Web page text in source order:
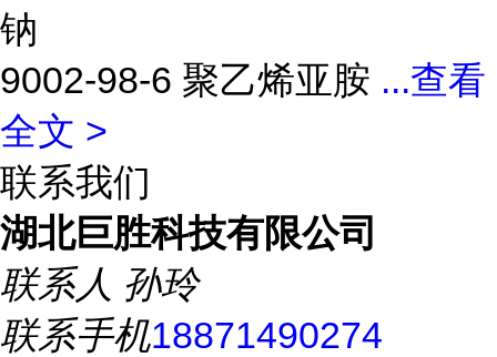
钠
9002-98-6 聚乙烯亚胺 ...查看
全文 >
联系我们
湖北巨胜科技有限公司
联系人 孙玲
联系手机18871490274